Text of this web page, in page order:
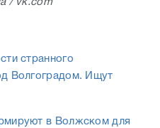
/ vk.com
странного
Волгоградом. Ищут
в Волжском для